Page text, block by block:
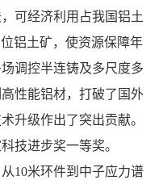
可经济利用占我国铝土
铝土矿，使资源保障年
调控半连铸及多尺度多
性能铝材，打破了国外
升级作出了突出贡献。
技进步奖一等奖。
10米环件到中子应力谱